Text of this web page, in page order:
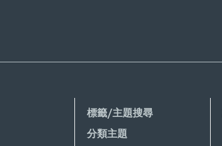
標籤/主題搜尋
分類主題